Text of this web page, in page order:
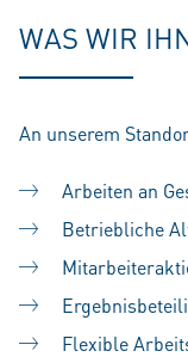
WAS WIR
An unserem
Arbeiten an
Betriebliche
Flexible